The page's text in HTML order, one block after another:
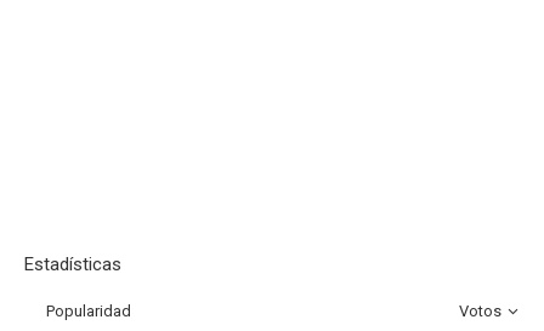
Estadísticas
Popularidad Votos